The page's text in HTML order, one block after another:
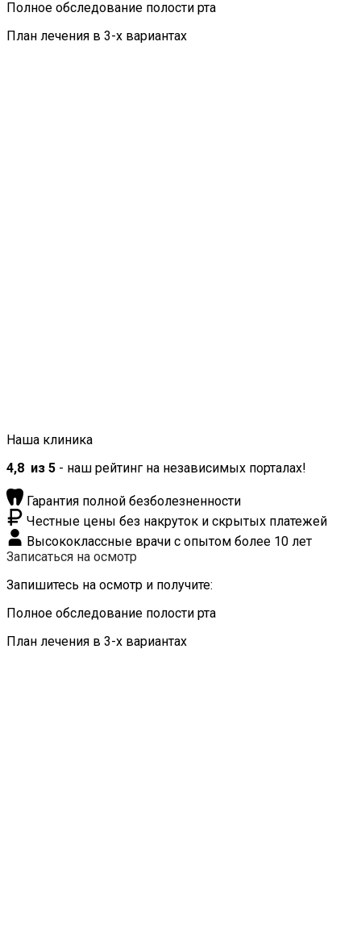
Полное обследование полости рта
План лечения в 3-х вариантах
Наша клиника
4,8 из 5 - наш рейтинг на независимых порталах!
Гарантия полной безболезненности
Честные цены без накруток и скрытых платежей
Высококлассные врачи с опытом более 10 лет
Записаться на осмотр
Запишитесь на осмотр и получите:
Полное обследование полости рта
План лечения в 3-х вариантах